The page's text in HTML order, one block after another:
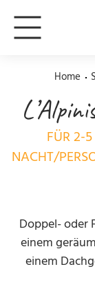
Home
FÜR 2-
NACHT/
Doppel- oder
einem
einem